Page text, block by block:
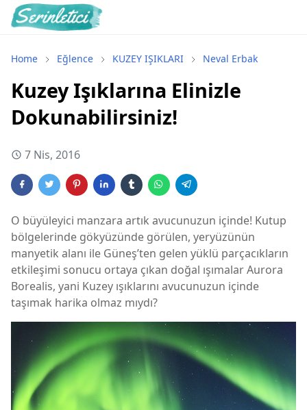
Home Eğlence KUZEY IŞIKLARI Neval Erbak
Kuzey Işıklarına Elinizle
Dokunabilirsiniz!
7 Nis, 2016
O büyüleyici manzara artık avucunuzun içinde! Kutup
bölgelerinde gökyüzünde görülen, yeryüzünün
manyetik alanı ile Güneş’ten gelen yüklü parçacıkların
etkileşimi sonucu ortaya çıkan doğal ışımalar Aurora
Borealis, yani Kuzey ışıklarını avucunuzun içinde
taşımak harika olmaz mıydı?